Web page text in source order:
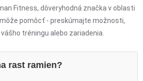
Fitness, dôveryhodná značka v oblasti
pomôcť - preskúmajte možnosti,
tréningu alebo zariadenia.
rast ramien?